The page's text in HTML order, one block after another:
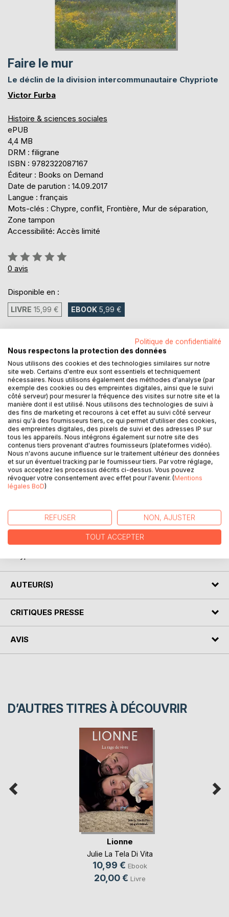
Faire le mur
Le déclin de la division intercommunautaire Chypriote
Victor Furba
Histoire & sciences sociales
ePUB
4,4 MB
DRM : filigrane
ISBN : 9782322087167
Éditeur : Books on Demand
Date de parution : 14.09.2017
Langue : français
Mots-clés : Chypre, conflit, Frontière, Mur de séparation,
Zone tampon
Accessibilité: Accès limité
Évaluation:
0%
0 avis
Disponible en :
LIVRE 15,99 € EBOOK 5,99 €
TVA incluse
Téléchargement disponible dès maintenant
AJOUTER AU PANIER
Ajouter à ma liste d'envies
Laisser un avis
DESCRIPTION
Faire le mur, Le déclin de la division intercommunautaire
AUTEUR(S)
CRITIQUES PRESSE
AVIS
D’AUTRES TITRES À DÉCOUVRIR
Lionne
Julie La Tela Di Vita
10,99 € Ebook
20,00 € Livre
Politique de confidentialité
Nous respectons la protection des données
Nous utilisons des cookies et des technologies similaires sur notre
site web. Certains d'entre eux sont essentiels et techniquement
nécessaires. Nous utilisons également des méthodes d'analyse (par
exemple des cookies ou des empreintes digitales, ainsi que le suivi
côté serveur) pour mesurer la fréquence des visites sur notre site et la
manière dont il est utilisé. Nous utilisons des technologies de suivi à
des fins de marketing et recourons à cet effet au suivi côté serveur
ainsi qu'à des fournisseurs tiers, ce qui permet d'utiliser des cookies,
des empreintes digitales, des pixels de suivi et des adresses IP sur
tous les appareils. Nous intégrons également sur notre site des
contenus tiers provenant d'autres fournisseurs (plateformes vidéo).
Nous n'avons aucune influence sur le traitement ultérieur des données
et sur un éventuel tracking par le fournisseur tiers. Par votre réglage,
vous acceptez les processus décrits ci-dessus. Vous pouvez
révoquer votre consentement avec effet pour l'avenir. (Mentions
légales BoD)
REFUSER NON, AJUSTER
TOUT ACCEPTER